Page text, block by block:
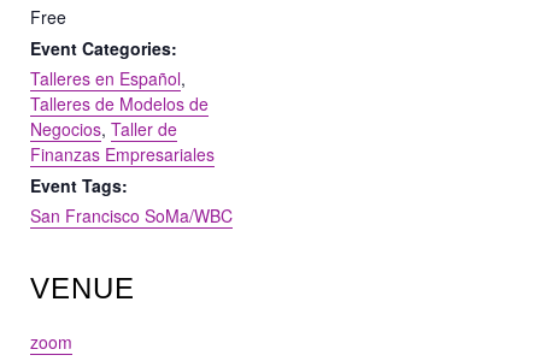
Free
Event Categories:
Talleres en Español,
Talleres de Modelos de
Negocios, Taller de
Finanzas Empresariales
Event Tags:
San Francisco SoMa/WBC
VENUE
zoom